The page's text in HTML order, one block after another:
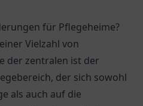
für Pflegeheime?
Vielzahl von
der zentralen ist der
der sich sowohl
als auch auf die